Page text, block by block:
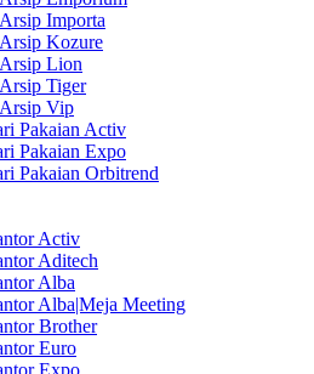
Importa
Kozure
Lion
Tiger
Vip
Pakaian Activ
Pakaian Expo
Pakaian Orbitrend
Activ
Aditech
Alba
Alba|Meja Meeting
Brother
Euro
Expo